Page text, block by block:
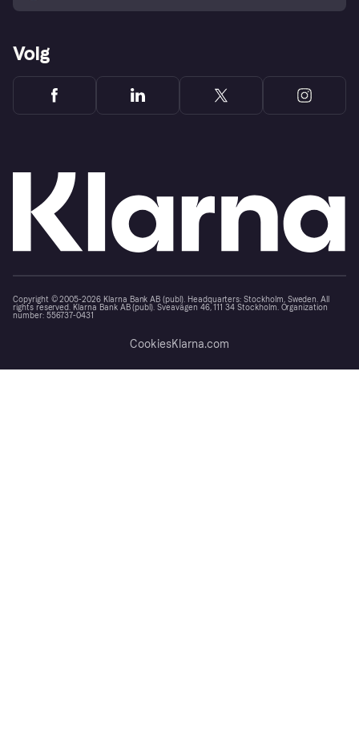
Volg
Copyright © 2005-2026 Klarna Bank AB (publ). Headquarters: Stockholm, Sweden. All
rights reserved. Klarna Bank AB (publ). Sveavägen 46, 111 34 Stockholm. Organization
number: 556737-0431
CookiesKlarna.com